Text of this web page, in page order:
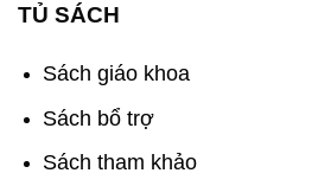
TỦ SÁCH
Sách giáo khoa
Sách bổ trợ
Sách tham khảo